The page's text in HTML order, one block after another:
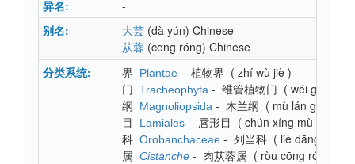
异名:
-
别名:
大芸 (dà yún) Chinese
苁蓉 (cōng róng) Chinese
分类系统:
界 Plantae - 植物界 ( zhí wù jiè )
门 Tracheophyta - 维管植物门 ( wéi guǎn
纲
Magnoliopsida - 木兰纲 ( mù lán gāng
目
Lamiales - 唇形目 ( chún xíng mù
科 Orobanchaceae - 列当科 ( liè dāng kē
属 Cistanche - 肉苁蓉属 ( ròu cōng róng shǔ